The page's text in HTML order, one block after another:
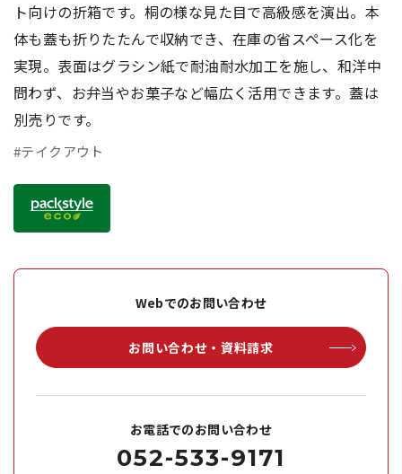
ト向けの折箱です。桐の様な見た目で高級感を演出。本
体も蓋も折りたたんで収納でき、在庫の省スペース化を
実現。表面はグラシン紙で耐油耐水加工を施し、和洋中
問わず、お弁当やお菓子など幅広く活用できます。蓋は
別売りです。
#テイクアウト
Webでのお問い合わせ
お問い合わせ・資料請求
お電話でのお問い合わせ
052-533-9171